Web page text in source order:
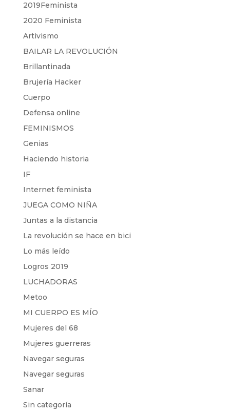
2019Feminista
2020 Feminista
Artivismo
BAILAR LA REVOLUCIÓN
Brillantinada
Brujería Hacker
Cuerpo
Defensa online
FEMINISMOS
Genias
Haciendo historia
IF
Internet feminista
JUEGA COMO NIÑA
Juntas a la distancia
La revolución se hace en bici
Lo más leído
Logros 2019
LUCHADORAS
Metoo
MI CUERPO ES MÍO
Mujeres del 68
Mujeres guerreras
Navegar seguras
Navegar seguras
Sanar
Sin categoría